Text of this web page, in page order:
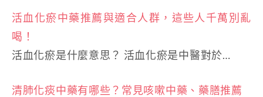
活血化瘀中藥推薦與適合人群，這些人千萬別亂
喝！
活血化瘀是什麼意思？ 活血化瘀是中醫對於…
清肺化痰中藥有哪些？常見咳嗽中藥、藥膳推薦